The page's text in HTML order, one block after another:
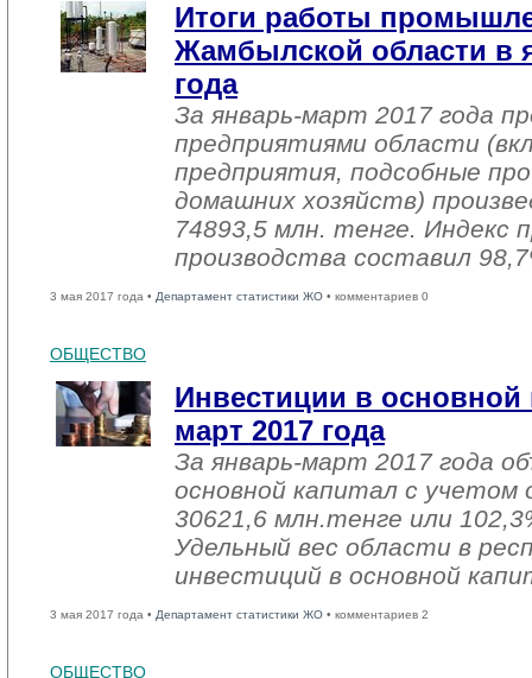
Итоги работы
Жамбылской области в
года
За январь-март 2017 года
предприятиями области
предприятия, подсобные
домашних хозяйств)
74893,5 млн. тенге. Индекс
производства составил
3 мая 2017 года • Департамент статистики ЖО • комментариев 0
ОБЩЕСТВО
Инвестиции в основной
март 2017 года
За январь-март 2017 года
основной капитал с учетом
30621,6 млн.тенге или
Удельный вес области в
инвестиций в основной
3 мая 2017 года • Департамент статистики ЖО • комментариев 2
ОБЩЕСТВО